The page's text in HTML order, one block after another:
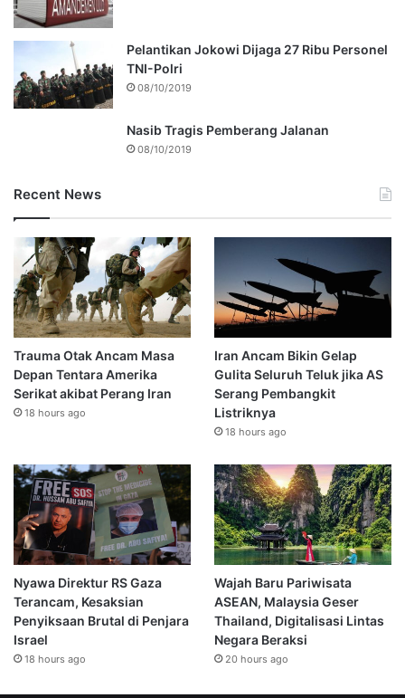
Pelantikan Jokowi Dijaga 27 Ribu Personel
TNI-Polri
08/10/2019
Nasib Tragis Pemberang Jalanan
08/10/2019
Recent News
Trauma Otak Ancam Masa
Depan Tentara Amerika
Serikat akibat Perang Iran
18 hours ago
Iran Ancam Bikin Gelap
Gulita Seluruh Teluk jika AS
Serang Pembangkit
Listriknya
18 hours ago
Nyawa Direktur RS Gaza
Terancam, Kesaksian
Penyiksaan Brutal di Penjara
Israel
18 hours ago
Wajah Baru Pariwisata
ASEAN, Malaysia Geser
Thailand, Digitalisasi Lintas
Negara Beraksi
20 hours ago